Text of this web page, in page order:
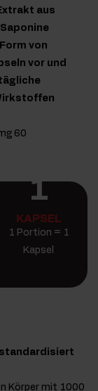
aus
von
vor und
1
KAPSEL
1 Portion = 1
Kapsel
Körper mit 1000